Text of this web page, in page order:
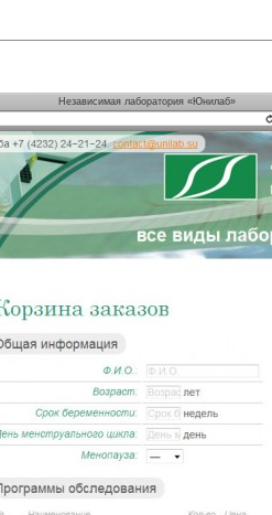
Независимая лаборатория «Юнилаб»